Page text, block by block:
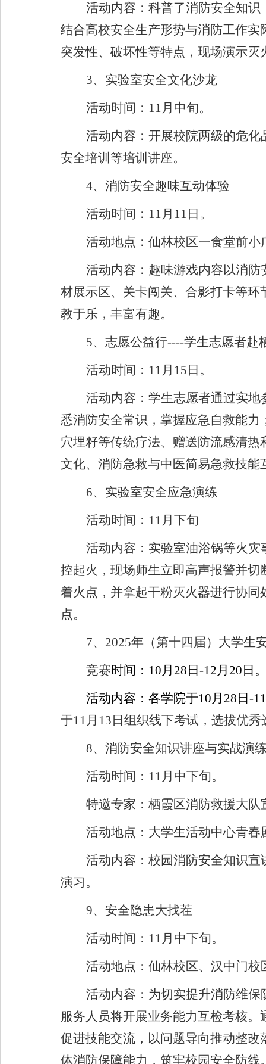
活动内容：科普了消防安全知
结合高校安全生产形势与消防工作
突发性、破坏性等特点，现场演示
3、实验室安全文化沙龙
活动时间： 11月中旬。
活动内容：开展校院两级的危
安全培训等培训讲座。
4、消防安全趣味互动体验
活动时间： 11月 11 日。
活动地点：仙林校区一食堂前小
活动内容：趣味游戏内容以消
材展示区、关卡闯关、合影打卡等
教于乐，丰富有趣。
5、志愿公益行----学生志愿者赴
活动时间： 11月 15 日。
活动内容：学生志愿者通过实
悉消防安全常识，掌握应急自救能
穴埋籽等传统疗法、赠送防流感清
文化、消防急救与中医简易急救技能
6、实验室安全应急演练
活动时间： 11月下旬
活动内容：实验室油浴锅等火
控起火，现场师生立即高声报警并
着火点，并拿起干粉灭火器进行协
点。
7、 2025年（第十四届）大学生
竞赛时间： 10月 28 日-12月 20 日
活动内容：各学院于10月 28 日-
于11月 13 日组织线下考试，选拔优
8、消防安全知识讲座与实战演
活动时间： 11月中下旬。
特邀专家：栖霞区消防救援大队
活动地点：大学生活动中心青
活动内容：校园消防安全知识
演习。
9、安全隐患大找茬
活动时间： 11月中下旬。
活动地点：仙林校区、汉中门校
活动内容：为切实提升消防维
服务人员将开展业务能力互检考核。
促进技能交流，以问题导向推动整改
体消防保障能力，筑牢校园安全防线